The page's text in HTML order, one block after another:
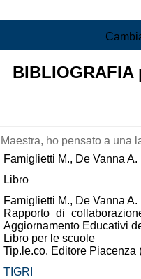
Maestra, ho pensato a una
Famiglietti M., De Vanna A.
Libro
Famiglietti M., De Vanna A.
Rapporto di
Aggiornamento Educativi
Libro per le scuole
Tip.le.co. Editore Piacenza
TIGRI